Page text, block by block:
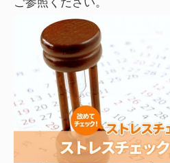
ご参照ください。